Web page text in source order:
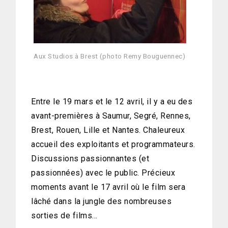
Aux Studios à Brest (photo Remy Bouguennec)
Entre le 19 mars et le 12 avril, il y a eu des
avant-premières à Saumur, Segré, Rennes,
Brest, Rouen, Lille et Nantes. Chaleureux
accueil des exploitants et programmateurs.
Discussions passionnantes (et
passionnées) avec le public. Précieux
moments avant le 17 avril où le film sera
lâché dans la jungle des nombreuses
sorties de films…